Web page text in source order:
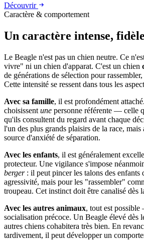
Découvrir
Caractère & comportement
Un caractère intense,
Le Beagle n'est pas un chien neutre. Ce
vivre" ni un chien d'apparat. C'est un chien
de générations de sélection pour
Cette intensité se ressent dans tous les
Avec sa famille, il est profondément
choisissent une personne référente — celle
qu'ils consultent du regard avant chaque
l'un des plus grands plaisirs de la race, mais
source d'anxiété de séparation.
Avec les enfants, il est généralement
protecteur. Une vigilance s'impose
berger: il peut pincer les talons des enfants
agressivité, mais pour les "rassembler"
troupeau. Cet instinct doit être canalisé dès
Avec les autres animaux, tout est
socialisation précoce. Un Beagle élevé dès
autres chiens cohabitera très bien. En
tardivement, il peut développer un